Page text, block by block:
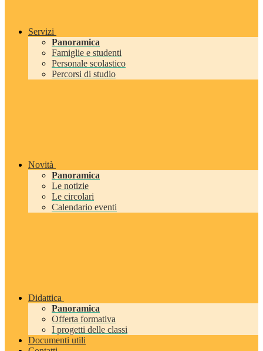
Servizi
Panoramica
Famiglie e studenti
Personale scolastico
Percorsi di studio
Novità
Panoramica
Le notizie
Le circolari
Calendario eventi
Didattica
Panoramica
Offerta formativa
I progetti delle classi
Documenti utili